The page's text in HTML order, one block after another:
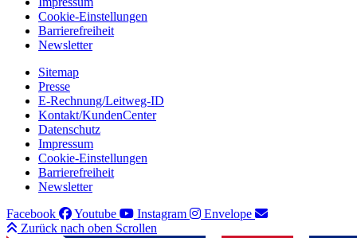
Cookie-Einstellungen
Barrierefreiheit
Newsletter
Sitemap
Presse
E-Rechnung/Leitweg-ID
Kontakt/KundenCenter
Datenschutz
Impressum
Cookie-Einstellungen
Barrierefreiheit
Newsletter
Facebook
Youtube Instagram
Envelope
Zurück nach oben Scrollen